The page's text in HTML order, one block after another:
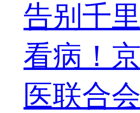
告别千
看病！
医联合